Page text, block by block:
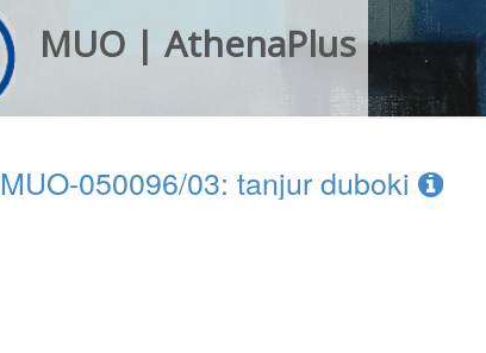
MUO | AthenaPlus
MUO-050096/03: tanjur duboki